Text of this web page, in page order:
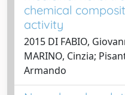
chemical
activity
2015 DI FABIO,
MARINO, Cinzia;
Armando